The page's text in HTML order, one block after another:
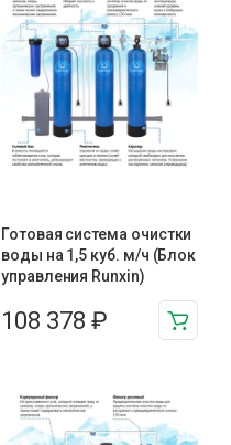
Готовая система очистки
воды на 1,5 куб. м/ч (Блок
управления Runxin)
108 378 ₽